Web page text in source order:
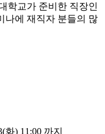
학교가 준비한 직장인
나에 재직자 분들의 많
화) 11:00 까지